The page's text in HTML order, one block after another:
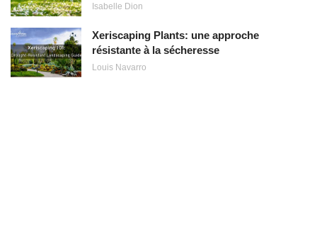
Isabelle Dion
Xeriscaping Plants: une approche
résistante à la sécheresse
Louis Navarro